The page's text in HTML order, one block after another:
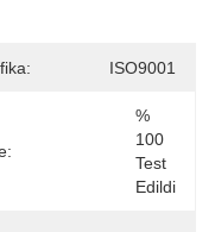
ISO9001
%
100
Test
Edildi